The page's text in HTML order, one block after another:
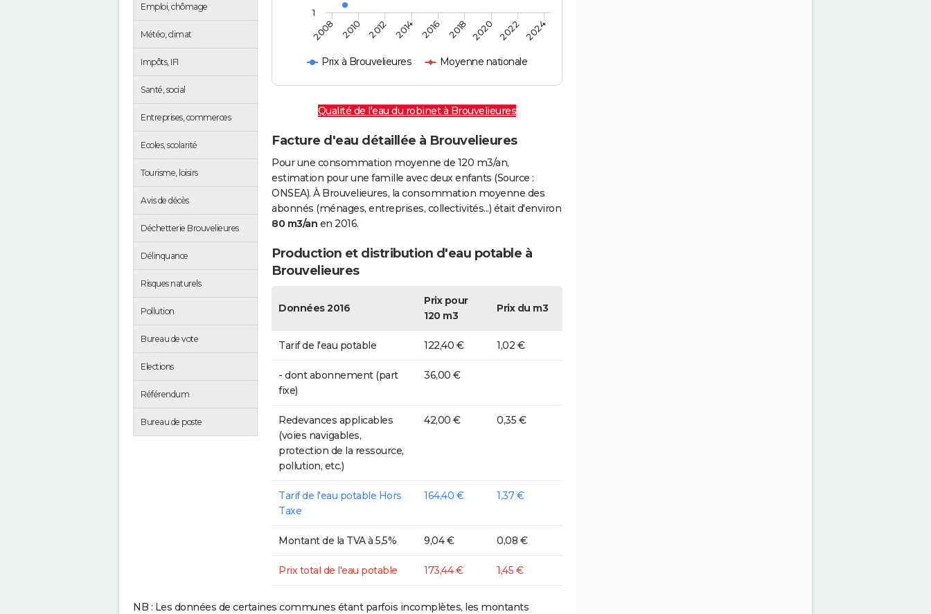
Emploi, chômage
Météo, climat
Impôts, IFI
Santé, social
Entreprises, commerces
Ecoles, scolarité
Tourisme, loisirs
Avis de décès
Déchetterie Brouvelieures
Délinquance
Risques naturels
Pollution
Bureau de vote
Elections
Référendum
Bureau de poste
Prix à Brouvelieures Moyenne nationale
2008 2010 2012 2014 2016 2018 2020 2022 2024
1
Qualité de l'eau du robinet à Brouvelieures
Facture d'eau détaillée à Brouvelieures
Pour une consommation moyenne de 120 m3/an,
estimation pour une famille avec deux enfants (Source :
ONSEA). À Brouvelieures, la consommation moyenne des
abonnés (ménages, entreprises, collectivités...) était d'environ
80 m3/an en 2016.
Production et distribution d'eau potable à
Brouvelieures
Données 2016
Prix pour
120 m3
Prix du m3
Tarif de l'eau potable 122,40 € 1,02 €
- dont abonnement (part
fixe)
36,00 €
Redevances applicables
(voies navigables,
protection de la ressource,
pollution, etc.)
42,00 € 0,35 €
Tarif de l'eau potable Hors
Taxe
164,40 € 1,37 €
Montant de la TVA à 5,5% 9,04 € 0,08 €
Prix total de l'eau potable 173,44 € 1,45 €
NB : Les données de certaines communes étant parfois incomplètes, les montants